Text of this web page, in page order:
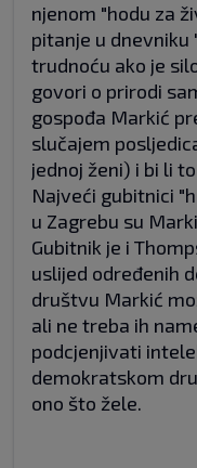
njenom "hodu za
pitanje u dnevniku
trudnoću ako je
govori o prirodi
gospođa Markić
slučajem
jednoj ženi) i bi li
Najveći gubitnici
u Zagrebu su
Gubitnik je i
uslijed određenih
društvu Markić
ali ne treba ih
podcjenjivati
demokratskom
ono što žele.